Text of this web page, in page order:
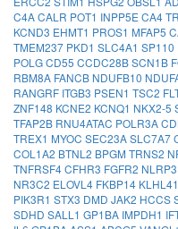
C4ACALR POT1 INPP5E CA4
KCND3 EHMT1 PROS1 MFAP5
TMEM237 PKD1 SLC4A1 SP110
POLGCD55 CCDC28BSCN1B
RBM8A FANCB NDUFB10
RANGRF ITGB3 PSEN1 TSC2
ZNF148 KCNE2 KCNQ1 NKX2-5
TFAP2B RNU4ATAC POLR3A
TREX1 MYOC SEC23ASLC7A7
COL1A2 BTNL2 BPGM TRNS2
TNFRSF4CFHR3 FGFR2 NLRP3
NR3C2 ELOVL4 FKBP14 KLHL41
PIK3R1 STX3 DMD JAK2 HCCS
SDHD SALL1 GP1BA IMPDH1